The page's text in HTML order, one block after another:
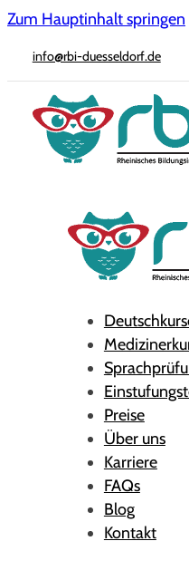
Zum Hauptinhalt springen
info@rbi-duesseldorf.de
Preise
Über uns
Karriere
FAQs
Blog
Kontakt